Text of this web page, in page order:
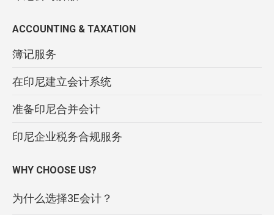
ACCOUNTING & TAXATION
簿记服务
在印尼建立会计系统
准备印尼合并会计
印尼企业税务合规服务
WHY CHOOSE US?
为什么选择3E会计？